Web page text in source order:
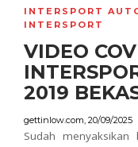
INTERSPORT
INTERSPORT
VIDEO
2019
gettinlow.com, 20/09/2025
Sudah